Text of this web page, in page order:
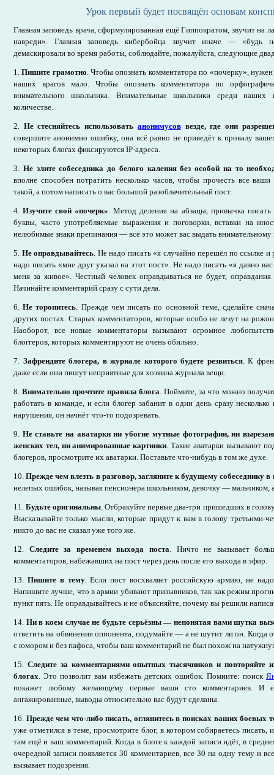
Урок первый будет посвящён основам
Главная заповедь врача, сформулированная ещё Гиппократом, звучит на
навреди». Главная заповедь кибербойца звучит иначе — «будь
демаскировали во время работы, соблюдайте, пожалуйста, следующие
1.Пишите грамотно. Чтобы опознать комментатора по «почерку»,
наших врагов мало. Чтобы опознать комментатора по
внимательного школьника. Внимательные школьники среди наших
количестве.
2. Не стесняйтесь использовать анонимусоввезде, где они
совершите анонимно ошибку, она всё равно не приведёт к провалу
некоторых блогах фиксируются IP-адреса.
3. Не злите собеседника до белого каления без особой на то
вполне способен потратить несколько часов, чтобы прочесть все
такой, а потом написать о вас большой разоблачительный пост.
4.Изучите свой «почерк». Метод деления на абзацы, привычка писать
буквы, часто употребляемые выражения и поговорки, вставки на
нелюбимые знаки препинания — всё это может вас выдать
5. Не оправдывайтесь. Не надо писать «я случайно перешёл по ссылке
надо писать «мне друг указал на этот пост». Не надо писать «я давно
меня за живое». Честный человек оправдываться не будет,
Начинайте комментарий сразу с сути дела.
6.Не торопитесь. Прежде чем писать по основной теме, сделайте
других постах. Старых комментаторов, которые особо не лезут на
Наоборот, все новые комментаторы вызывают огромное
блоггеров, которых комментируют не очень обильно.
7. Зафрендите блогера, в журнале которого будете резвиться. К
даже если они пишут неприятные для хозяина журнала вещи.
8. Внимательно прочтите правила блога. Поймите, за что можно
работать в команде, и если блогер забанит в один день сразу несколько
нарушения, он начнёт что-то подозревать.
9. Не ставьте на аватарки ни убогие мутные фотографии, ни
женских тел, ни анимированные картинки. Такие аватарки вызывают
блогеров, просмотрите их аватарки. Поставьте что-нибудь в том же духе.
10.Прежде чем влезть в разговор, загляните к будущему собеседнику
нелепых ошибок, называя пенсионера школьником, девочку —
11.Будьте оригинальны. Отбракуйте первые два-три пришедших в
Высказывайте только мысли, которые придут к вам в голову третьими-
никто до вас не сказал уже того же.
12. Следите за временем выхода поста. Ничто не вызывает
комментаторов, набежавших на пост через день после его выхода в эфир.
13. Пишите в тему. Если пост восхваляет российскую армию, не
Напишите лучше, что в армии убивают призывников, так как режим
пункт пять. Не оправдывайтесь и не объясняйте, почему вы решили
14. Ни в коем случае не будьте серьёзны — непонятая вами шутка
ответить на обвинения оппонента, подумайте — а не шутит ли он. Когда
с юмором и без пафоса, чтобы ваш комментарий не был похож на
15. Следите за комментариями опытных тысячников и повторяйте
блогах. Это позволит вам избежать детских ошибок. Помните: поиск
покажет любому желающему первые ваши сто комментариев. И
ангажированные, выводы относительно вас будут сделаны.
16. Прежде чем что-либо писать, оглянитесь в поисках ваших боевых
уже отметился в теме, просмотрите блог, в котором собираетесь писать,
там ещё и ваш комментарий. Когда в блоге к каждой записи идёт, в
очередной записи появляется 30 комментариев, все 30 на одну тему и
вызывает подозрения.